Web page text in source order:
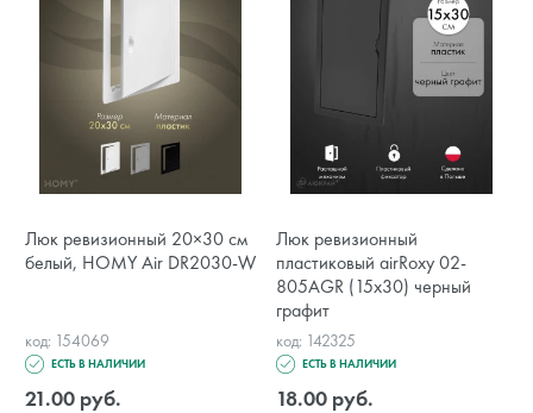
Люк ревизионный 20×30 см
белый, HOMY Air DR2030-W
код: 154069
ЕСТЬ В НАЛИЧИИ
21.00 руб.
Люк ревизионный
пластиковый airRoxy 02-
805AGR (15х30) черный
графит
код: 142325
ЕСТЬ В НАЛИЧИИ
18.00 руб.